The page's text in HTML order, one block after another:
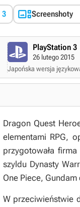
3 Screenshoty
PlayStation 3
26 lutego 2015
Japońska wersja
Dragon Quest
elementami RPG,
przygotowała
szyldu Dynasty
One Piece, Gundam
W przeciwieństwie